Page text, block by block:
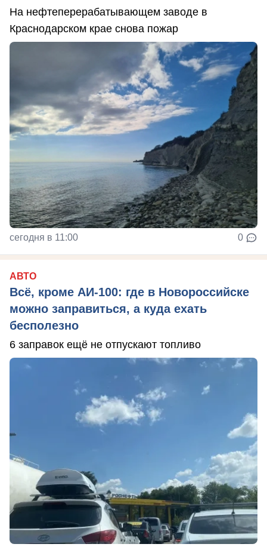
На нефтеперерабатывающем заводе в
Краснодарском крае снова пожар
сегодня в 11:00 0
АВТО
Всё, кроме АИ-100: где в Новороссийске
можно заправиться, а куда ехать
бесполезно
6 заправок ещё не отпускают топливо